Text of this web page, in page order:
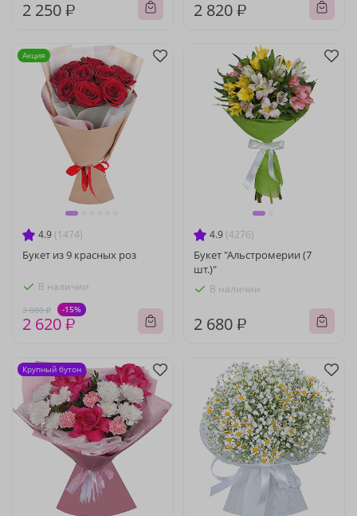
2 250 ₽ 2 820 ₽
4.9 (1474)
Букет из 9 красных роз
В наличии
3 080 ₽ -15%
2 620 ₽
Акция
4.9 (4276)
Букет "Альстромерии (7
шт.)"
В наличии
2 680 ₽
Крупный бутон